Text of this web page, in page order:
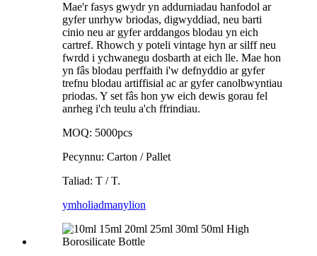
Mae'r fasys gwydr yn addurniadau hanfodol ar
gyfer unrhyw briodas, digwyddiad, neu barti
cinio neu ar gyfer arddangos blodau yn eich
cartref. Rhowch y poteli vintage hyn ar silff neu
fwrdd i ychwanegu dosbarth at eich lle. Mae hon
yn fâs blodau perffaith i'w defnyddio ar gyfer
trefnu blodau artiffisial ac ar gyfer canolbwyntiau
priodas. Y set fâs hon yw eich dewis gorau fel
anrheg i'ch teulu a'ch ffrindiau.
MOQ: 5000pcs
Pecynnu: Carton / Pallet
Taliad: T / T.
ymholiadmanylion